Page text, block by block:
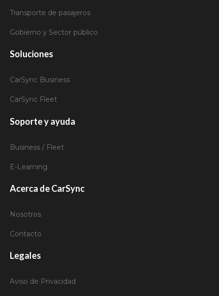
Transporte de pasajeros
Gobierno y Sector público
Soluciones
CarSync Business
CarSync Fleet
Soporte y ayuda
Business / Fleet
E-Learning
Acerca de CarSync
Nosotros
Contacto
Legales
Aviso de Privacidad